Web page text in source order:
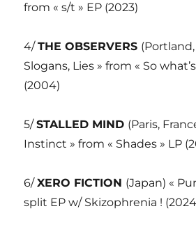
from « s/t » EP (2023)
4/THE OBSERVERS
Slogans, Lies » from « So
(2004)
5/STALLED MIND (Paris,
Instinct » from « Shades » LP
6/XERO FICTION (Japan) «
split EP w/ Skizophrenia !